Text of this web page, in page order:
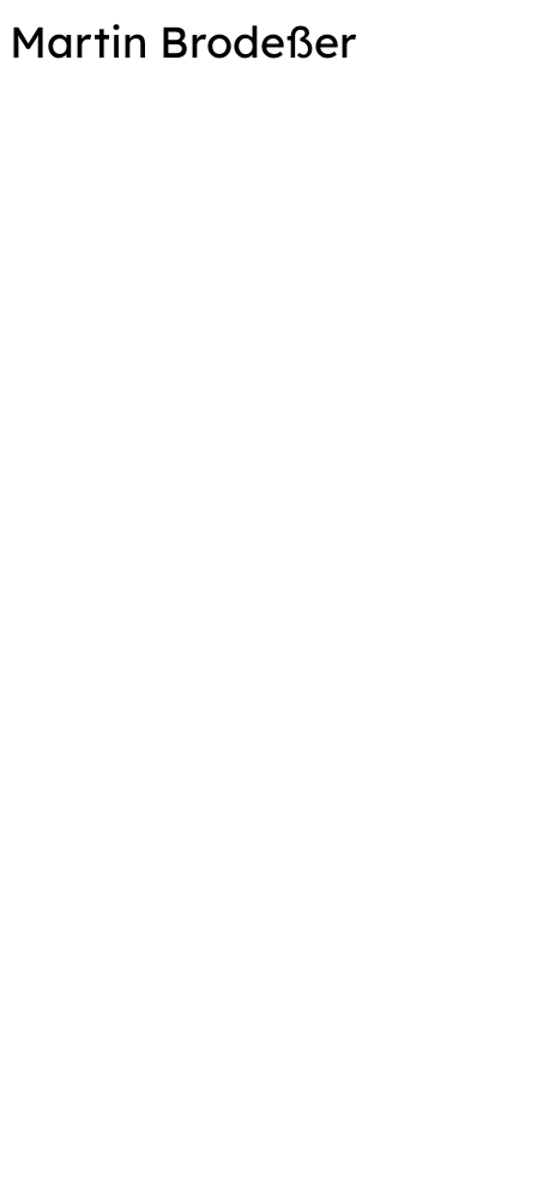
Martin Brodeßer